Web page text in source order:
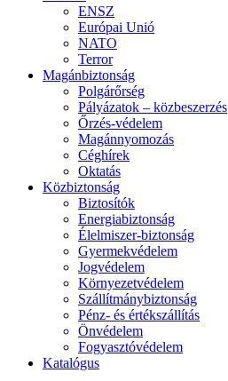
ENSZ
Európai Unió
NATO
Terror
Magánbiztonság
Polgárőrség
Pályázatok – közbeszerzés
Őrzés-védelem
Magánnyomozás
Céghírek
Oktatás
Közbiztonság
Biztosítók
Energiabiztonság
Élelmiszer-biztonság
Gyermekvédelem
Jogvédelem
Környezetvédelem
Szállítmánybiztonság
Pénz- és értékszállítás
Önvédelem
Fogyasztóvédelem
Katalógus